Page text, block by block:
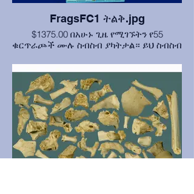
FragsFC1 ትልቅ.jpg
$1375.00 በአሁኑ ጊዜ የሚገኙትን የ55
ቁርጥራጮች ሙሉ ስብስብ ያካትታል። ይህ ስብስብ
እንዲሁም ለልዩነት ጥቂት ሰዋዊ ያልሆኑ
ቁርጥራጮችን ያካትታል። ሙሉውን ስብስብ
መግዛት ገንዘብ ይቆጥብልዎታል፣ ከትንሽ መጠኖች
30% የሚጠጋ።